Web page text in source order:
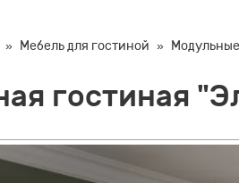
Мебель для гостиной
гостиная